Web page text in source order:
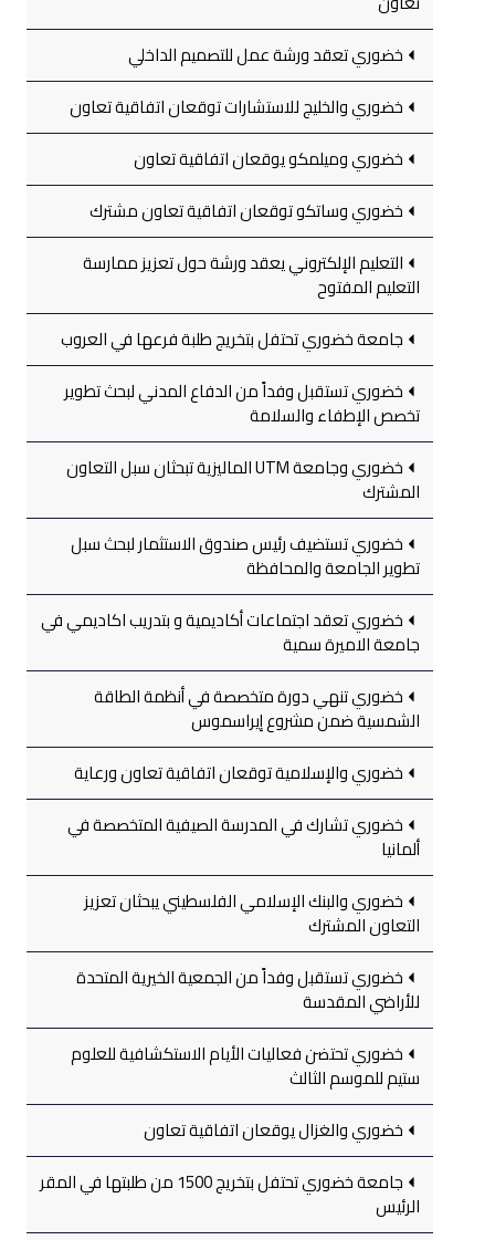
خضوري تعقد ورشة عمل للتصميم الداخلي
خضوري والخليج للاستشارات توقعان اتفاقية تعاون
خضوري وميلمكو يوقعان اتفاقية تعاون
خضوري وساتكو توقعان اتفاقية تعاون مشترك
التعليم الإلكتروني يعقد ورشة حول تعزيز ممارسة
التعليم المفتوح
جامعة خضوري تحتفل بتخريج طلبة فرعها في العروب
خضوري تستقبل وفداً من الدفاع المدني لبحث تطوير
تخصص الإطفاء والسلامة
خضوري وجامعة UTM الماليزية تبحثان سبل التعاون
المشترك
خضوري تستضيف رئيس صندوق الاستثمار لبحث سبل
تطوير الجامعة والمحافظة
خضوري تعقد اجتماعات أكاديمية و بتدريب اكاديمي في
جامعة الاميرة سمية
خضوري تنهي دورة متخصصة في أنظمة الطاقة
الشمسية ضمن مشروع إيراسموس
خضوري والإسلامية توقعان اتفاقية تعاون ورعاية
خضوري تشارك في المدرسة الصيفية المتخصصة في
ألمانيا
خضوري والبنك الإسلامي الفلسطيني يبحثان تعزيز
التعاون المشترك
خضوري تستقبل وفداً من الجمعية الخيرية المتحدة
للأراضي المقدسة
خضوري تحتضن فعاليات الأيام الاستكشافية للعلوم
ستيم للموسم الثالث
خضوري والغزال يوقعان اتفاقية تعاون
جامعة خضوري تحتفل بتخريج 1500 من طلبتها في المقر
الرئيس